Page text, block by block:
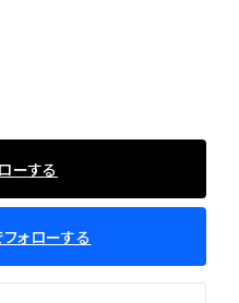
ーする
ォローする